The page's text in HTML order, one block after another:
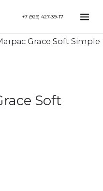
+7 (926) 427-39-17
Grace Soft Simple
Soft